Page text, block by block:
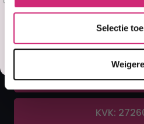
Selectie
070 388
Route in
KVK:
Ja, stuur mij
Misschien later